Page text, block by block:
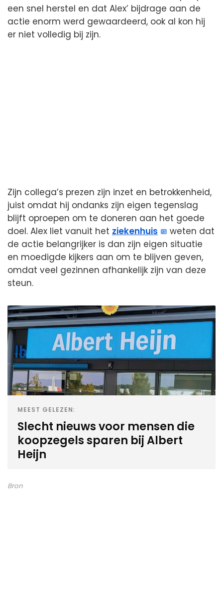
een snel herstel en dat Alex’ bijdrage aan de
actie enorm werd gewaardeerd, ook al kon hij
er niet volledig bij zijn.
Zijn collega’s prezen zijn inzet en betrokkenheid,
juist omdat hij ondanks zijn eigen tegenslag
blijft oproepen om te doneren aan het goede
doel. Alex liet vanuit het ziekenhuis
weten dat
de actie belangrijker is dan zijn eigen situatie
en moedigde kijkers aan om te blijven geven,
omdat veel gezinnen afhankelijk zijn van deze
steun.
MEEST GELEZEN:
Slecht nieuws voor mensen die
koopzegels sparen bij Albert
Heijn
Bron